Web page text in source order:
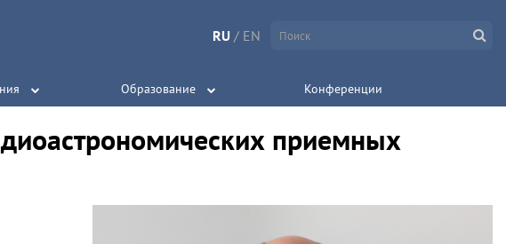
RU / EN
Образование Конференции
приемных